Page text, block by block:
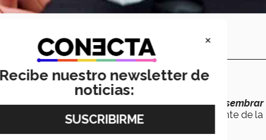
Foto: cortesía prensa Ayuntamiento de Zapopan.
con responsabilidad,ciencia y empatía… Es
sembrar
expresó Gabriela Vázquez, decana centro – occidente de la
×
Recibe nuestro newsletter de
noticias: